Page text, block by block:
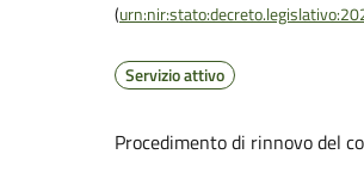
(
Servizio attivo
Procedimento di rinnovo del